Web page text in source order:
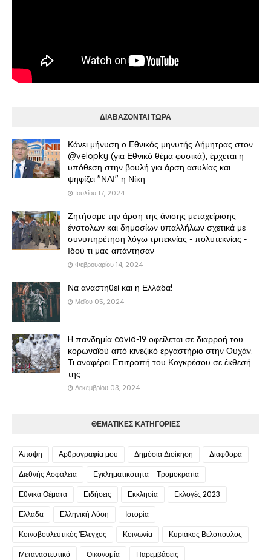
ΔΙΑΒΑΖΟΝΤΑΙ ΤΩΡΑ
Κάνει μήνυση ο Εθνικός μηνυτής Δήμητρας στον
@velopky (για Εθνικό θέμα φυσικά), έρχεται η
υπόθεση στην βουλή για άρση ασυλίας και
ψηφίζει "ΝΑΙ" η Νίκη
Ιουλίου 17, 2024
Ζητήσαμε την άρση της άνισης μεταχείρισης
ένστολων και δημοσίων υπαλλήλων σχετικά με
συνυπηρέτηση λόγω τριτεκνίας - πολυτεκνίας -
Ιδού τι μας απάντησαν
Φεβρουαρίου 14, 2024
Να αναστηθεί και η Ελλάδα!
Μαΐου 05, 2024
H πανδημία covid-19 οφείλεται σε διαρροή του
κορωναϊού από κινεζικό εργαστήριο στην Ουχάν:
Τι αναφέρει Επιτροπή του Κογκρέσου σε έκθεσή
της
Δεκεμβρίου 03, 2024
ΘΕΜΑΤΙΚΕΣ ΚΑΤΗΓΟΡΙΕΣ
Άποψη Αρθρογραφία μου Δημόσια Διοίκηση
Διαφθορά
Διεθνής Ασφάλεια
Εγκληματικότητα - Τρομοκρατία
Εθνικά Θέματα
Ειδήσεις Εκκλησία
Εκλογές 2023
Ελλάδα
Ελληνική Λύση
Ιστορία
Κοινοβουλευτικός Έλεγχος
Κοινωνία
Κυριάκος Βελόπουλος
Μεταναστευτικό
Οικονομία
Παρεμβάσεις